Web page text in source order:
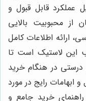
عملکرد قابل قبول و
از محبوبیت بالایی
ارائه اطلاعات کامل
این لاستیک است تا
درستی در هنگام خرید
ابهامات رایج در مورد
خرید جامع و